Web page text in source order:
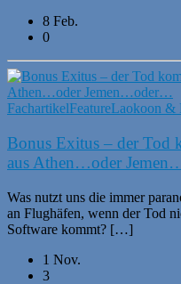
8 Feb.
0
FachartikelFeatureLaokoon &
Bonus Exitus – der Tod
aus Athen…oder
Was nutzt uns die immer
an Flughäfen, wenn der Tod
Software kommt? […]
1 Nov.
3